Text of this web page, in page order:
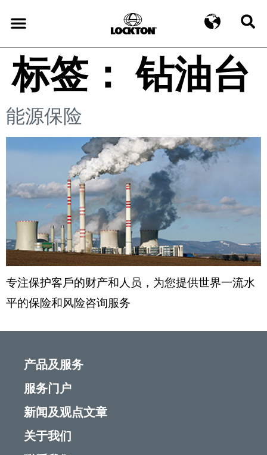
标签：钻油台
能源保险
专注保护客戶的财产和人员，为您提供世界一流水
平的保险和风险咨询服务
产品及服务
服务门户
新闻及观点文章
关于我们